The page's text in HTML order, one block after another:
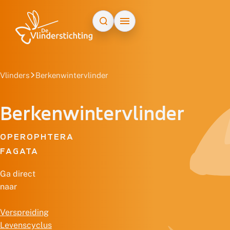
Vlinders Berkenwintervlinder
Berkenwintervlinder
OPEROPHTERA
FAGATA
Ga direct
naar
Verspreiding
Levenscyclus